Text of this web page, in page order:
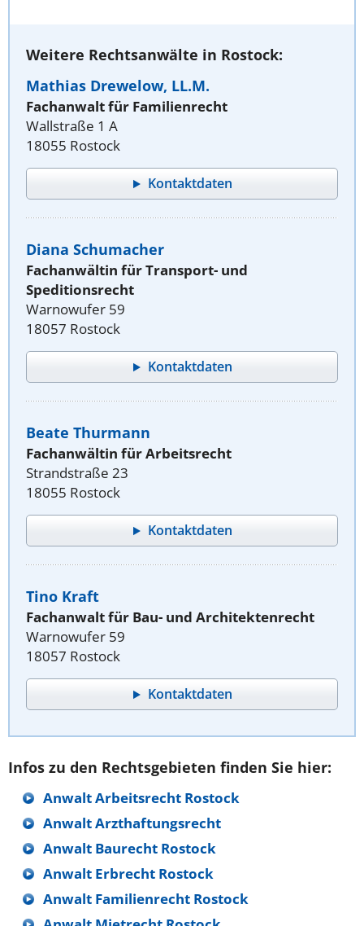
Weitere Rechtsanwälte in Rostock:
Mathias Drewelow, LL.M.
Fachanwalt für Familienrecht
Wallstraße 1 A
18055 Rostock
Kontaktdaten
Diana Schumacher
Fachanwältin für Transport- und
Speditionsrecht
Warnowufer 59
18057 Rostock
Kontaktdaten
Beate Thurmann
Fachanwältin für Arbeitsrecht
Strandstraße 23
18055 Rostock
Kontaktdaten
Tino Kraft
Fachanwalt für Bau- und Architektenrecht
Warnowufer 59
18057 Rostock
Kontaktdaten
Infos zu den Rechtsgebieten finden Sie hier:
Anwalt Arbeitsrecht Rostock
Anwalt Arzthaftungsrecht
Anwalt Baurecht Rostock
Anwalt Erbrecht Rostock
Anwalt Familienrecht Rostock